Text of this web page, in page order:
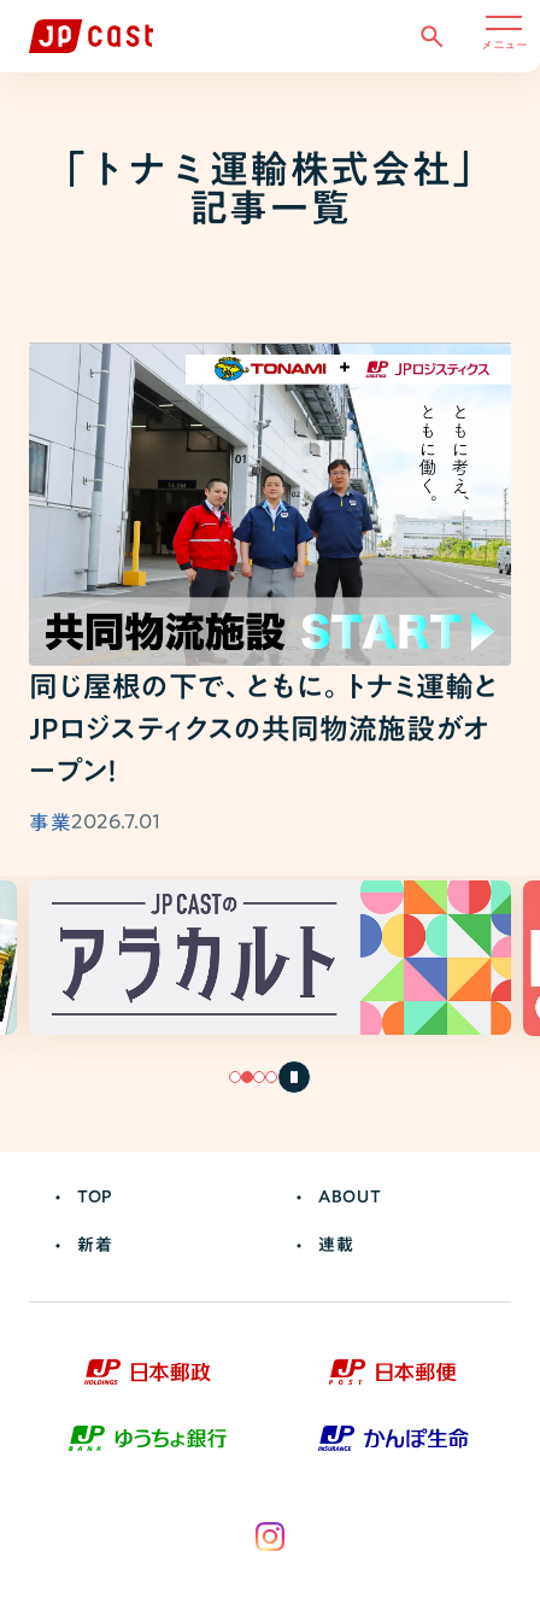
メニュー
「 トナミ運輸株式会社
記事一覧
同じ屋根の下で、ともに。トナミ運輸と
JPロジスティクスの共同物流施設がオ
ープン！
事業2026.7.01
TOP ABOUT
新着 連載